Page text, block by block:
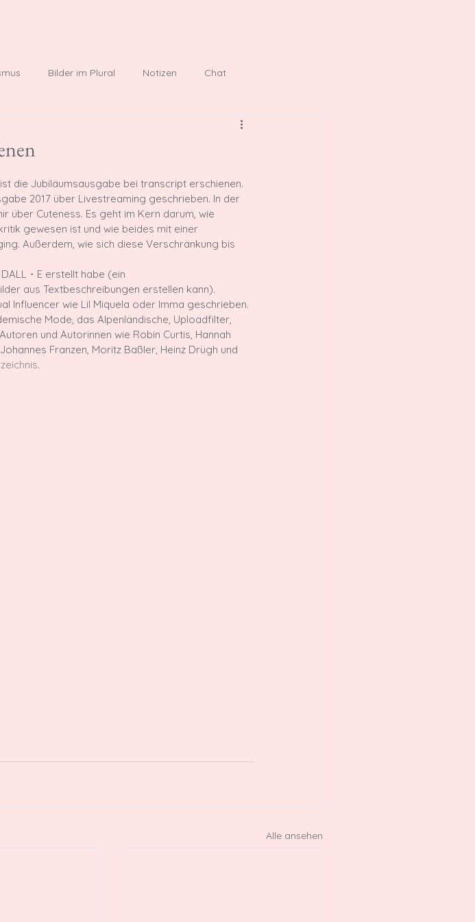
Bilder im Plural Notizen Chat
die Jubiläumsausgabe bei transcript erschienen.
2017 über Livestreaming geschrieben. In der
über Cuteness. Es geht im Kern darum, wie
gewesen ist und wie beides mit einer
Außerdem, wie sich diese Verschränkung bis
・E erstellt habe (ein
aus Textbeschreibungen erstellen kann).
Influencer wie Lil Miquela oder Imma geschrieben.
Mode, das Alpenländische, Uploadfilter,
und Autorinnen wie Robin Curtis, Hannah
Franzen, Moritz Baßler, Heinz Drügh und
.
Alle ansehen